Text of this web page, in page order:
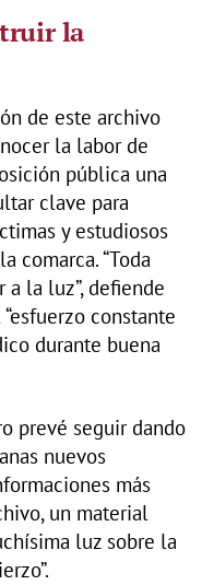
la
de este archivo
la labor de
pública una
clave para
y estudiosos
comarca. “Toda
la luz”, defiende
constante
durante buena
prevé seguir dando
nuevos
más
un material
luz sobre la